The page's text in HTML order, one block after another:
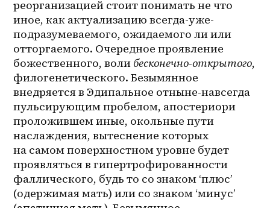
реорганизацией стоит понимать не что
иное, как актуализацию всегда-уже-
подразумеваемого, ожидаемого ли или
отторгаемого. Очередное проявление
божественного, воли бесконечно-открытого,
филогенетического. Безымянное
внедряется в Эдипальное отныне-навсегда
пульсирующим пробелом, апостериори
проложившем иные, окольные пути
наслаждения, вытеснение которых
на самом поверхностном уровне будет
проявляться в гипертрофированности
фаллического, будь то со знаком ‘плюс’
(одержимая мать) или со знаком ‘минус’